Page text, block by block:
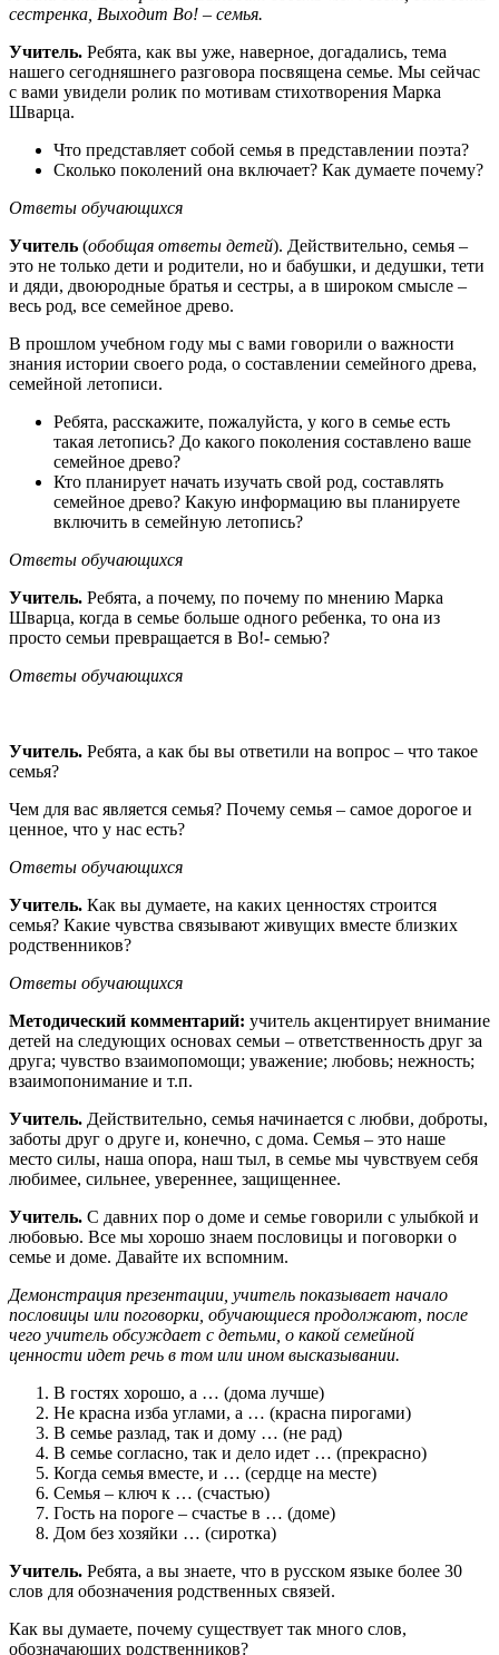
сестренка, Выходит Во! – семья.
Учитель. Ребята, как вы уже, наверное, догадались, тема
нашего сегодняшнего разговора посвящена семье. Мы сейчас
с вами увидели ролик по мотивам стихотворения Марка
Шварца.
Что представляет собой семья в представлении поэта?
Сколько поколений она включает? Как думаете почему?
Ответы обучающихся
Учитель (обобщая ответы детей). Действительно, семья –
это не только дети и родители, но и бабушки, и дедушки, тети
и дяди, двоюродные братья и сестры, а в широком смысле –
весь род, все семейное древо.
В прошлом учебном году мы с вами говорили о важности
знания истории своего рода, о составлении семейного древа,
семейной летописи.
Ребята, расскажите, пожалуйста, у кого в семье есть
такая летопись? До какого поколения составлено ваше
семейное древо?
Кто планирует начать изучать свой род, составлять
семейное древо? Какую информацию вы планируете
включить в семейную летопись?
Ответы обучающихся
Учитель. Ребята, а почему, по почему по мнению Марка
Шварца, когда в семье больше одного ребенка, то она из
просто семьи превращается в Во!- семью?
Ответы обучающихся
Учитель. Ребята, а как бы вы ответили на вопрос – что такое
семья?
Чем для вас является семья? Почему семья – самое дорогое и
ценное, что у нас есть?
Ответы обучающихся
Учитель. Как вы думаете, на каких ценностях строится
семья? Какие чувства связывают живущих вместе близких
родственников?
Ответы обучающихся
Методический комментарий: учитель акцентирует внимание
детей на следующих основах семьи – ответственность друг за
друга; чувство взаимопомощи; уважение; любовь; нежность;
взаимопонимание и т.п.
Учитель. Действительно, семья начинается с любви, доброты,
заботы друг о друге и, конечно, с дома. Семья – это наше
место силы, наша опора, наш тыл, в семье мы чувствуем себя
любимее, сильнее, увереннее, защищеннее.
Учитель. С давних пор о доме и семье говорили с улыбкой и
любовью. Все мы хорошо знаем пословицы и поговорки о
семье и доме. Давайте их вспомним.
Демонстрация презентации, учитель показывает начало
пословицы или поговорки, обучающиеся продолжают, после
чего учитель обсуждает с детьми, о какой семейной
ценности идет речь в том или ином высказывании.
В гостях хорошо, а … (дома лучше)
Не красна изба углами, а … (красна пирогами)
В семье разлад, так и дому … (не рад)
В семье согласно, так и дело идет … (прекрасно)
Когда семья вместе, и … (сердце на месте)
Семья – ключ к … (счастью)
Гость на пороге – счастье в … (доме)
Дом без хозяйки … (сиротка)
Учитель. Ребята, а вы знаете, что в русском языке более 30
слов для обозначения родственных связей.
Как вы думаете, почему существует так много слов,
обозначающих родственников?